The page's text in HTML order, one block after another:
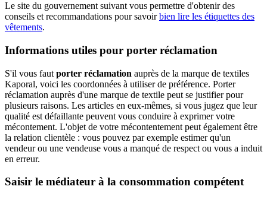
Le site du gouvernement suivant vous permettre d'obtenir des
conseils et recommandations pour savoirbien lire les étiquettes des
vêtements.
Informations utiles pour porter réclamation
S'il vous faut porter réclamation auprès de la marque de textiles
Kaporal, voici les coordonnées à utiliser de préférence. Porter
réclamation auprès d'une marque de textile peut se justifier pour
plusieurs raisons. Les articles en eux-mêmes, si vous jugez que leur
qualité est défaillante peuvent vous conduire à exprimer votre
mécontement. L'objet de votre mécontentement peut également être
la relation clientèle : vous pouvez par exemple estimer qu'un
vendeur ou une vendeuse vous a manqué de respect ou vous a induit
en erreur.
Saisir le médiateur à la consommation compétent